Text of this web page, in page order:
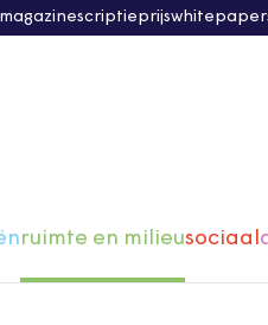
scriptieprijs
ruimte en milieusociaal